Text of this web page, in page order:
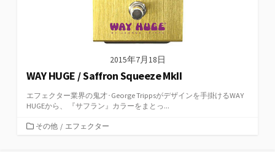
2015年7月18日
WAY HUGE / Saffron Squeeze MkII
エフェクター業界の鬼才･George Trippsがデザインを手掛けるWAY
HUGEから、 『サフラン』カラーをまとっ...
カその他 / エフェクター